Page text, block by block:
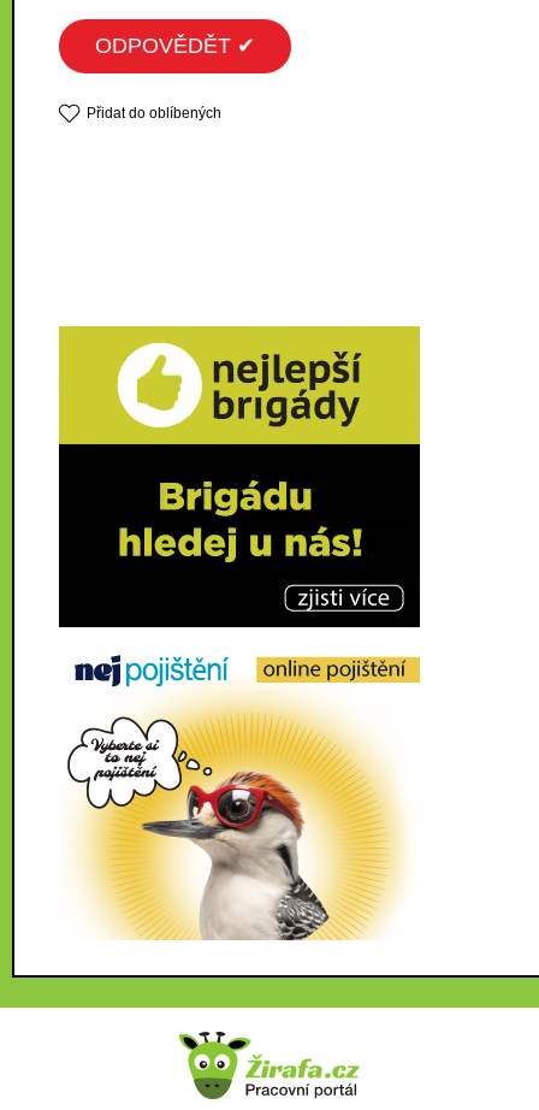
ODPOVĚDĚT ✔
Přidat do oblíbených